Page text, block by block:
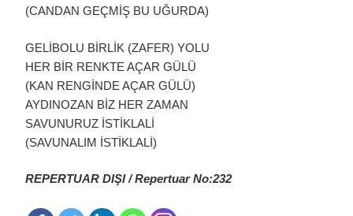
(CANDAN GEÇMİŞ BU UĞURDA)
GELİBOLU BİRLİK (ZAFER) YOLU
HER BİR RENKTE AÇAR GÜLÜ
(KAN RENGİNDE AÇAR GÜLÜ)
AYDINOZAN BİZ HER ZAMAN
SAVUNURUZ İSTİKLALİ
(SAVUNALIM İSTİKLALİ)
REPERTUAR DIŞI / Repertuar No:232